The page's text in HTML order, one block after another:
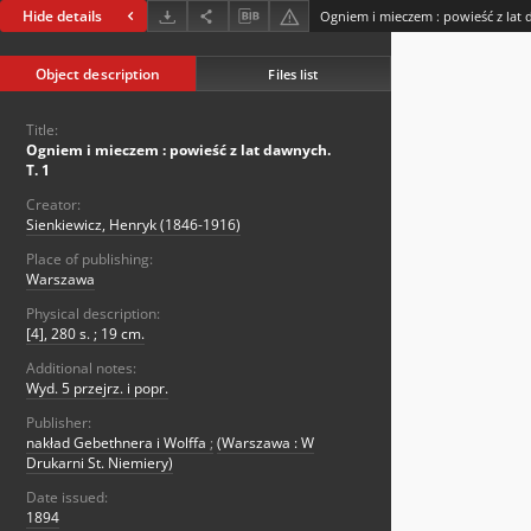
Hide details Ogniem i mieczem : powieść z lat
Object description Files list
Title:
Ogniem i mieczem : powieść z lat dawnych.
T. 1
Creator:
Sienkiewicz, Henryk (1846-1916)
Place of publishing:
Warszawa
Physical description:
[4], 280 s. ; 19 cm.
Additional notes:
Wyd. 5 przejrz. i popr.
Publisher:
nakład Gebethnera i Wolffa ; (Warszawa : W
Drukarni St. Niemiery)
Date issued:
1894